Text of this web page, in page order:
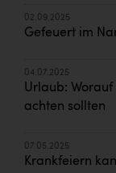
02.09.2025
Gefeuert im
04.07.2025
Urlaub:
achten sollten
07.05.2025
Krankfeiern